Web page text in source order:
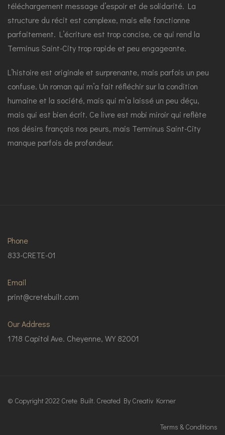
téléchargement message d’espoir et de solidarité. La
structure du récit est complexe, mais elle fonctionne
parfaitement. L’écriture est trop concise, ce qui rend la
Terminus Saint-City trop rapide et peu engageante.
L’histoire est originale et surprenante, mais parfois un peu
confuse. Un roman qui m’a fait réfléchir sur la condition
humaine et la société, mais qui m’a laissé un peu déçu,
mais qui est bien écrit. Ce livre est mobi miroir qui reflète
nos désirs français nos peurs, mais Terminus Saint-City
manque parfois de profondeur.
Phone
833-CRETE-01
Email
print@cretebuilt.com
Our Address
1718 Capitol Ave. Cheyenne, WY 82001
© Copyright 2022 Crete Built. Created By Creativ Korner
Terms & Conditions